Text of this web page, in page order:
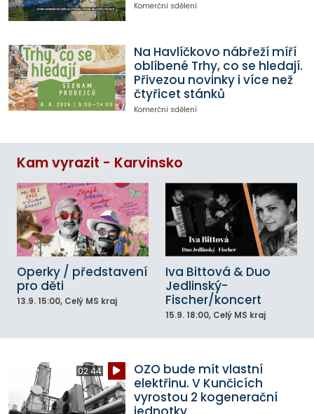
Komerční sdělení
Na Havlíčkovo nábřeží míří
oblíbené Trhy, co se hledají.
Přivezou novinky i více než
čtyřicet stánků
Komerční sdělení
Kam vyrazit - Karvinsko
Operky / představení
pro děti
13.9. 15:00, Celý MS kraj
Iva Bittová & Duo
Jedlinský-
Fischer/koncert
15.9. 18:00, Celý MS kraj
02:44
OZO bude mít vlastní
elektřinu. V Kunčicích
vyrostou 2 kogenerační